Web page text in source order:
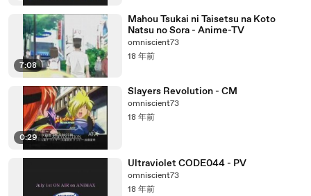
7:08
Mahou Tsukai ni Taisetsu na Koto
Natsu no Sora - Anime-TV
omniscient73
18 年前
0:29
Slayers Revolution - CM
omniscient73
18 年前
Ultraviolet CODE044 - PV
omniscient73
18 年前